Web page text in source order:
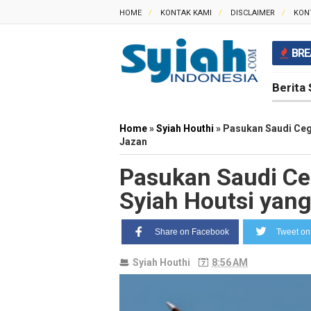
HOME KONTAK KAMI DISCLAIMER
Berita
Home»Syiah Houthi » Pasukan Saudi
Jazan
Pasukan Saudi
Syiah Houtsi
Share on Facebook Tweet
Syiah Houthi 8:56 AM